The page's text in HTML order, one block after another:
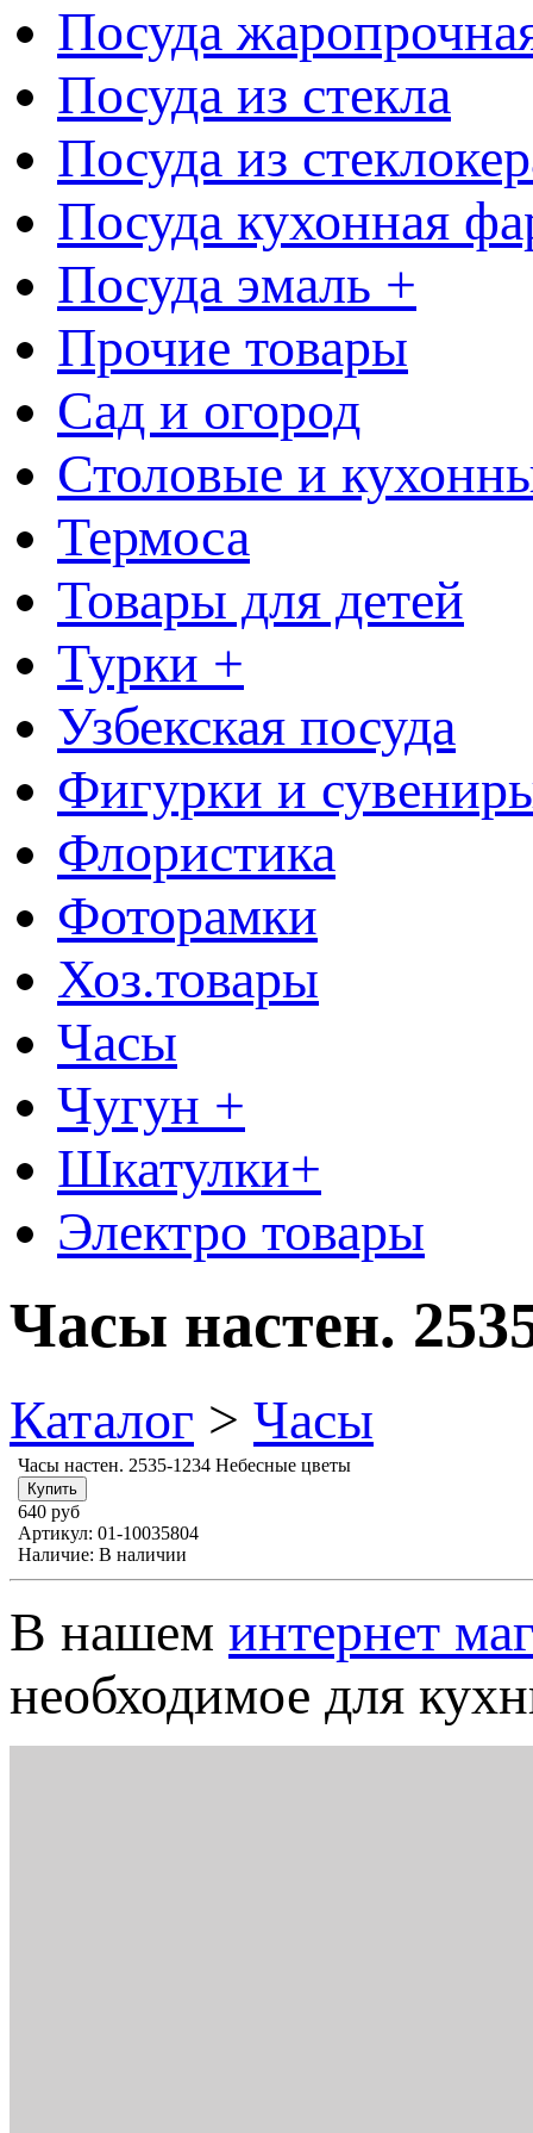
Посуда
Посуда из стекла
Посуда из
Посуда кухонная
Посуда эмаль +
Прочие товары
Сад и огород
Столовые и
Термоса
Товары для детей
Турки +
Узбекская посуда
Фигурки и
Флористика
Фоторамки
Хоз.товары
Часы
Чугун +
Шкатулки+
Электро товары
Часы настен.
Каталог > Часы
Часы настен. 2535-1234 Небесные цветы
640 руб
Артикул: 01-10035804
Наличие: В наличии
В нашем интернет
необходимое для